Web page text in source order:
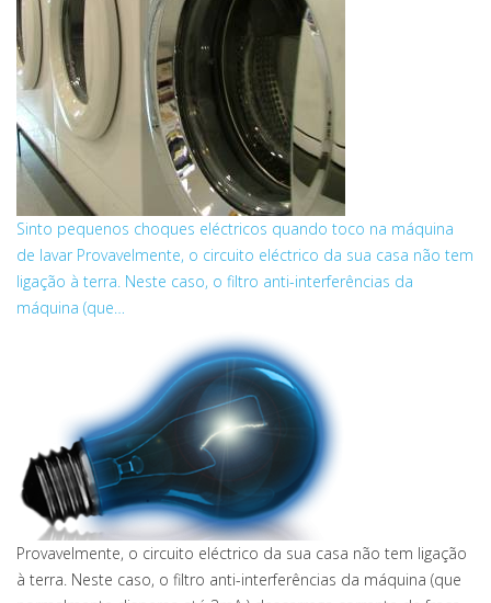
Sinto pequenos choques eléctricos quando toco na máquina
de lavar Provavelmente, o circuito eléctrico da sua casa não tem
ligação à terra. Neste caso, o filtro anti-interferências da
máquina (que…
Provavelmente, o circuito eléctrico da sua casa não tem ligação
à terra. Neste caso, o filtro anti-interferências da máquina (que